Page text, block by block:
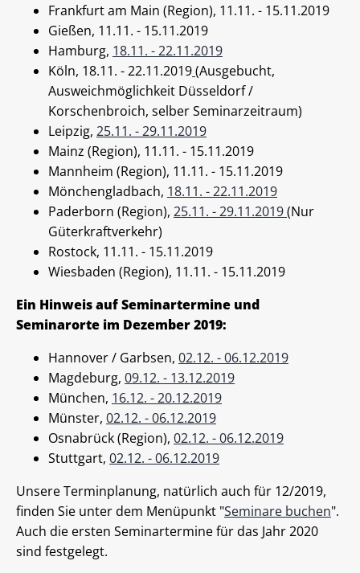
Frankfurt am Main (Region), 11.11. - 15.11.2019
Gießen, 11.11. - 15.11.2019
Hamburg, 18.11. - 22.11.2019
Köln, 18.11. - 22.11.2019(Ausgebucht,
Ausweichmöglichkeit Düsseldorf /
Korschenbroich, selber Seminarzeitraum)
Leipzig, 25.11. - 29.11.2019
Mainz (Region), 11.11. - 15.11.2019
Mannheim (Region), 11.11. - 15.11.2019
Mönchengladbach, 18.11. - 22.11.2019
Paderborn (Region), 25.11. - 29.11.2019(Nur
Güterkraftverkehr)
Rostock, 11.11. - 15.11.2019
Wiesbaden (Region), 11.11. - 15.11.2019
Ein Hinweis auf Seminartermine und
Seminarorte im Dezember 2019:
Hannover / Garbsen, 02.12. - 06.12.2019
Magdeburg, 09.12. - 13.12.2019
München, 16.12. - 20.12.2019
Münster, 02.12. - 06.12.2019
Osnabrück (Region), 02.12. - 06.12.2019
Stuttgart, 02.12. - 06.12.2019
Unsere Terminplanung, natürlich auch für 12/2019,
finden Sie unter dem Menüpunkt "Seminare buchen".
Auch die ersten Seminartermine für das Jahr 2020
sind festgelegt.